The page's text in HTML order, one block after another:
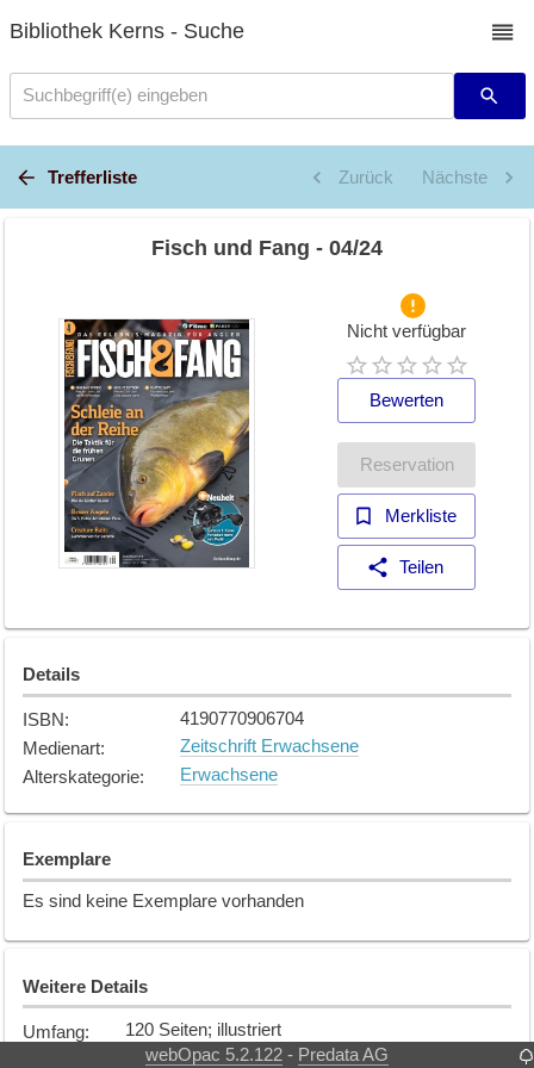
Bibliothek Kerns - Suche
Suchbegriff(e) eingeben
Trefferliste Zurück Nächste
Fisch und Fang - 04/24
Nicht verfügbar
Bewerten
Reservation
Merkliste
Teilen
Details
ISBN:
4190770906704
Medienart:
Zeitschrift Erwachsene
Alterskategorie: Erwachsene
Exemplare
Es sind keine Exemplare vorhanden
Weitere Details
Umfang:
120 Seiten; illustriert
webOpac 5.2.122 - Predata AG